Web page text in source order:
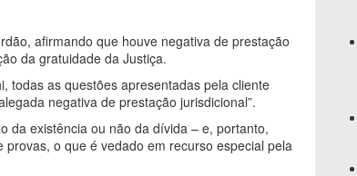
afirmando que houve negativa de prestação
da gratuidade da Justiça.
todas as questões apresentadas pela cliente
negativa de prestação jurisdicional”.
da existência ou não da dívida – e, portanto,
o que é vedado em recurso especial pela